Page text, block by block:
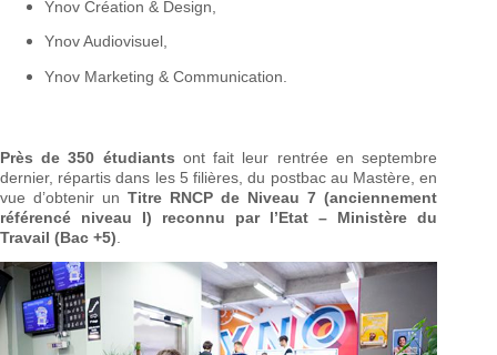
Ynov Création & Design,
Ynov Audiovisuel,
Ynov Marketing & Communication.
Près de 350 étudiants ont fait leur rentrée en septembre
dernier, répartis dans les 5 filières, du postbac au Mastère, en
vue d’obtenir unTitre RNCP de Niveau 7 (anciennement
référencé niveau I) reconnu par l’Etat – Ministère du
Travail (Bac +5)